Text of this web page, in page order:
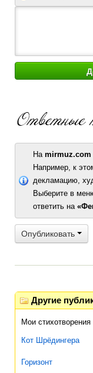
На mirmuz.com
Например, к
декламацию,
Выберите в
ответить на
Опубликовать
Другие
Мои стихотворения
Кот Шрёдингера
Горизонт